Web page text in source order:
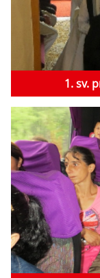
1. sv.